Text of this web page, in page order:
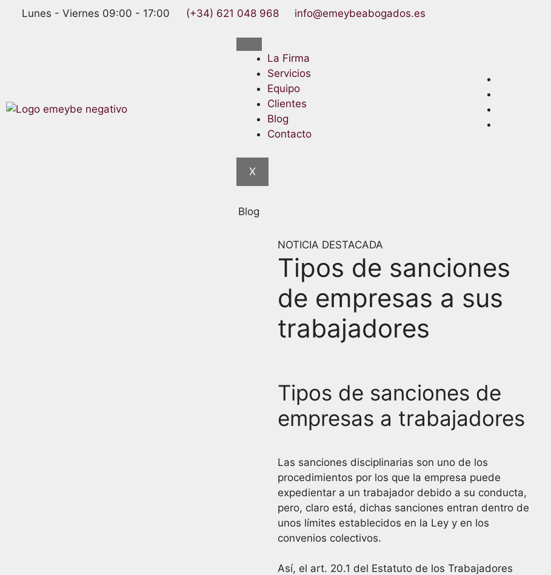
Lunes - Viernes 09:00 - 17:00 (+34) 621 048 968 info@emeybeabogados.es
La Firma
Servicios
Equipo
Clientes
Blog
Contacto
X
Blog
NOTICIA DESTACADA
Tipos de sanciones
de empresas a sus
trabajadores
Tipos de sanciones de
empresas a trabajadores
Las sanciones disciplinarias son uno de los
procedimientos por los que la empresa puede
expedientar a un trabajador debido a su conducta,
pero, claro está, dichas sanciones entran dentro de
unos límites establecidos en la Ley y en los
convenios colectivos.
Así, el art. 20.1 del Estatuto de los Trabajadores